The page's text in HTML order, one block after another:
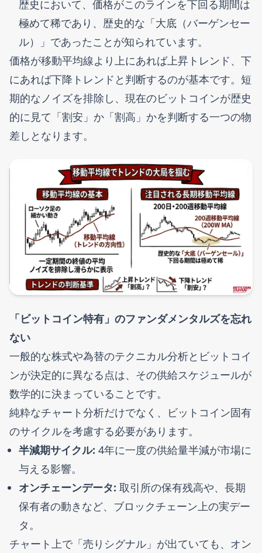
歴史において、価格がこのラインを下回る期間は
極めて稀であり、歴史的な「大底（バーゲンセー
ル）」であったことが知られています。
価格が移動平均線より上にあれば上昇トレンド、下
にあれば下降トレンドと判断するのが基本です。短
期的なノイズを排除し、現在のビットコインが歴史
的に見て「割安」か「割高」かを判断する一つの物
差しとなります。
「ビットコイン特有」のファンダメンタルズを忘れ
ない
一般的な株式や為替のテクニカル分析とビットコイ
ンが決定的に異なる点は、その供給スケジュールが
数学的に決まっていることです。
純粋なチャート分析だけでなく、ビットコイン固有
のサイクルを考慮する必要があります。
半減期サイクル: 4年に一度の供給量半減が市場に
与える影響。
オンチェーンデータ: 取引所の保有残高や、長期
保有者の動きなど、ブロックチェーン上の実デー
タ。
チャート上で「売りシグナル」が出ていても、オン